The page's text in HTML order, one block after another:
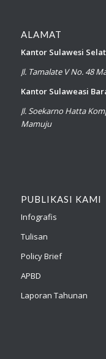
ALAMAT
Kantor Sulawesi
Jl. Tamalate V No. 48
Kantor Sulaweasi
Jl. Soekarno Hatta
Mamuju
PUBLIKASI KAMI
Infografis
Tulisan
Policy Brief
APBD
Laporan Tahunan